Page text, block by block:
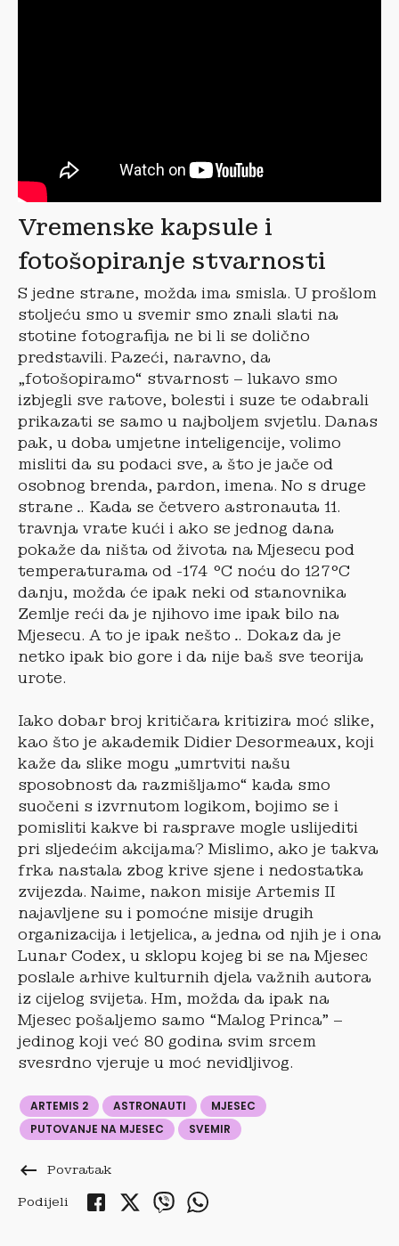
Vremenske kapsule i
fotošopiranje stvarnosti
S jedne strane, možda ima smisla. U prošlom
stoljeću smo u svemir smo znali slati na
stotine fotografija ne bi li se dolično
predstavili. Pazeći, naravno, da
„fotošopiramo“ stvarnost – lukavo smo
izbjegli sve ratove, bolesti i suze te odabrali
prikazati se samo u najboljem svjetlu. Danas
pak, u doba umjetne inteligencije, volimo
misliti da su podaci sve, a što je jače od
osobnog brenda, pardon, imena. No s druge
strane… Kada se četvero astronauta 11.
travnja vrate kući i ako se jednog dana
pokaže da ništa od života na Mjesecu pod
temperaturama od -174 °C noću do 127°C
danju, možda će ipak neki od stanovnika
Zemlje reći da je njihovo ime ipak bilo na
Mjesecu. A to je ipak nešto… Dokaz da je
netko ipak bio gore i da nije baš sve teorija
urote.
Iako dobar broj kritičara kritizira moć slike,
kao što je akademik Didier Desormeaux, koji
kaže da slike mogu „umrtviti našu
sposobnost da razmišljamo“ kada smo
suočeni s izvrnutom logikom, bojimo se i
pomisliti kakve bi rasprave mogle uslijediti
pri sljedećim akcijama? Mislimo, ako je takva
frka nastala zbog krive sjene i nedostatka
zvijezda. Naime, nakon misije Artemis II
najavljene su i pomoćne misije drugih
organizacija i letjelica, a jedna od njih je i ona
Lunar Codex, u sklopu kojeg bi se na Mjesec
poslale arhive kulturnih djela važnih autora
iz cijelog svijeta. Hm, možda da ipak na
Mjesec pošaljemo samo “Malog Princa” –
jedinog koji već 80 godina svim srcem
svesrdno vjeruje u moć nevidljivog.
ARTEMIS 2 ASTRONAUTI
MJESEC
PUTOVANJE NA MJESEC
SVEMIR
keyboard_backspace Povratak
Podijeli